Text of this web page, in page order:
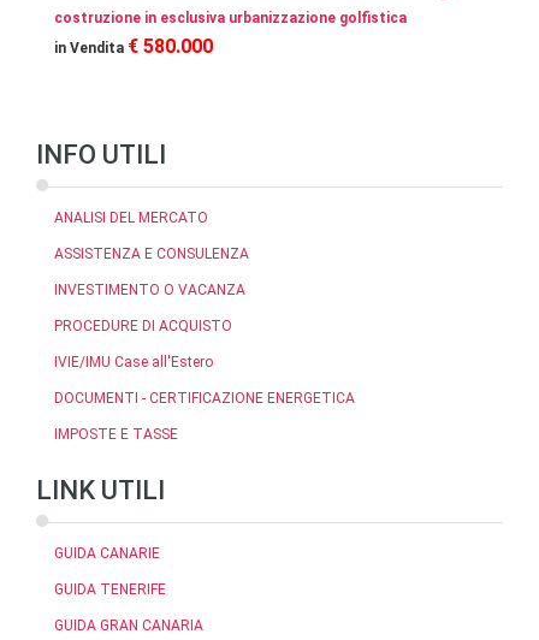
costruzione in esclusiva urbanizzazione golfistica
in Vendita € 580.000
INFO UTILI
ANALISI DEL MERCATO
ASSISTENZA E CONSULENZA
INVESTIMENTO O VACANZA
PROCEDURE DI ACQUISTO
IVIE/IMU Case all'Estero
DOCUMENTI - CERTIFICAZIONE ENERGETICA
IMPOSTE E TASSE
LINK UTILI
GUIDA CANARIE
GUIDA TENERIFE
GUIDA GRAN CANARIA